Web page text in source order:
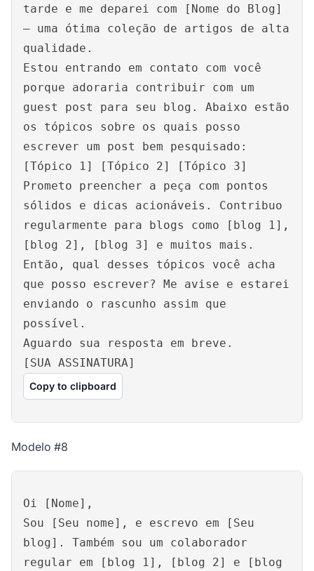
tarde e me deparei com [Nome do Blog]
– uma ótima coleção de artigos de alta
qualidade.
Estou entrando em contato com você
porque adoraria contribuir com um
guest post para seu blog. Abaixo estão
os tópicos sobre os quais posso
escrever um post bem pesquisado:
[Tópico 1] [Tópico 2] [Tópico 3]
Prometo preencher a peça com pontos
sólidos e dicas acionáveis. Contribuo
regularmente para blogs como [blog 1],
[blog 2], [blog 3] e muitos mais.
Então, qual desses tópicos você acha
que posso escrever? Me avise e estarei
enviando o rascunho assim que
possível.
Aguardo sua resposta em breve.
[SUA ASSINATURA]
Copy to clipboard
Modelo #8
Oi [Nome],
Sou [Seu nome], e escrevo em [Seu
blog]. Também sou um colaborador
regular em [blog 1], [blog 2] e [blog